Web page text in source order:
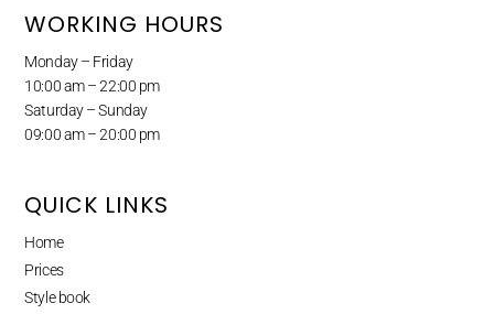
WORKING HOURS
Monday – Friday
10:00 am – 22:00 pm
Saturday – Sunday
09:00 am – 20:00 pm
QUICK LINKS
Home
Prices
Style book